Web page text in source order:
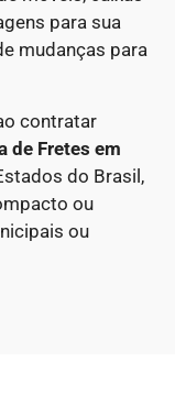
para sua
mudanças para
contratar
de Fretes em
do Brasil,
ou
ou